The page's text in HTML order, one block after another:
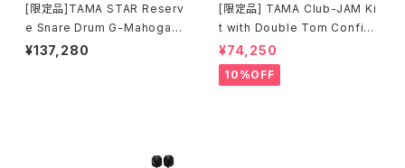
[限定品]TAMA STAR Reserv
e Snare Drum G-Mahogany
TGHS1465S-SNT
¥137,280
[限定品] TAMA Club-JAM Ki
t with Double Tom Configu
ration アクア・ブルー (AQB) L
JK56S-AQB
¥74,250
10%OFF